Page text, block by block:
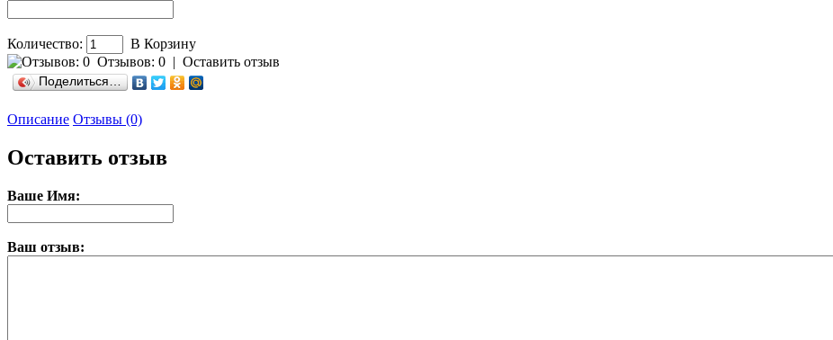
Количество:
В Корзину
Отзывов: 0 | Оставить отзыв
Поделиться…
Описание Отзывы (0)
Оставить отзыв
Ваше Имя:
Ваш отзыв: